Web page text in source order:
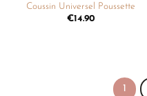
Coussin Universel Poussette
€14.90
1